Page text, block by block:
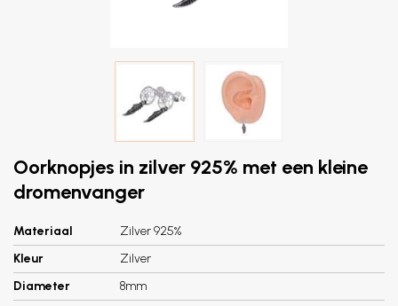
Oorknopjes in zilver 925% met een kleine
dromenvanger
Materiaal
Zilver 925%
Kleur
Zilver
Diameter
8mm